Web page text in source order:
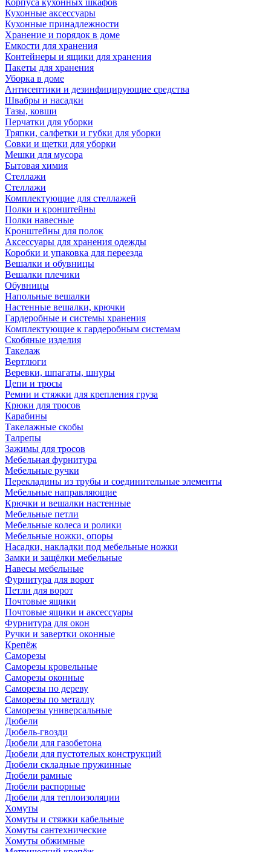
Корпуса кухонных шкафов
Кухонные аксессуары
Кухонные принадлежности
Хранение и порядок в доме
Емкости для хранения
Контейнеры и ящики для хранения
Пакеты для хранения
Уборка в доме
Антисептики и дезинфицирующие средства
Швабры и насадки
Тазы, ковши
Перчатки для уборки
Тряпки, салфетки и губки для уборки
Совки и щетки для уборки
Мешки для мусора
Бытовая химия
Стеллажи
Стеллажи
Комплектующие для стеллажей
Полки и кронштейны
Полки навесные
Кронштейны для полок
Аксессуары для хранения одежды
Коробки и упаковка для переезда
Вешалки и обувницы
Вешалки плечики
Обувницы
Напольные вешалки
Настенные вешалки, крючки
Гардеробные и системы хранения
Комплектующие к гардеробным системам
Скобяные изделия
Такелаж
Вертлюги
Веревки, шпагаты, шнуры
Цепи и тросы
Ремни и стяжки для крепления груза
Крюки для тросов
Карабины
Такелажные скобы
Талрепы
Зажимы для тросов
Мебельная фурнитура
Мебельные ручки
Перекладины из трубы и соединительные элементы
Мебельные направляющие
Крючки и вешалки настенные
Мебельные петли
Мебельные колеса и ролики
Мебельные ножки, опоры
Насадки, накладки под мебельные ножки
Замки и защёлки мебельные
Навесы мебельные
Фурнитура для ворот
Петли для ворот
Почтовые ящики
Почтовые ящики и аксессуары
Фурнитура для окон
Ручки и завертки оконные
Крепёж
Саморезы
Саморезы кровельные
Саморезы оконные
Саморезы по дереву
Саморезы по металлу
Саморезы универсальные
Дюбели
Дюбель-гвозди
Дюбели для газобетона
Дюбели для пустотелых конструкций
Дюбели складные пружинные
Дюбели рамные
Дюбели распорные
Дюбели для теплоизоляции
Хомуты
Хомуты и стяжки кабельные
Хомуты сантехнические
Хомуты обжимные